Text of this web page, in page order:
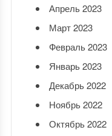
Апрель 2023
Март 2023
Февраль 2023
Январь 2023
Декабрь 2022
Ноябрь 2022
Октябрь 2022